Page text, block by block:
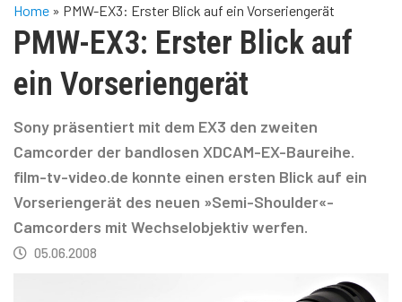
Home » PMW-EX3: Erster Blick auf ein Vorseriengerät
PMW-EX3: Erster Blick auf
ein Vorseriengerät
Sony präsentiert mit dem EX3 den zweiten
Camcorder der bandlosen XDCAM-EX-Baureihe.
film-tv-video.de konnte einen ersten Blick auf ein
Vorseriengerät des neuen »Semi-Shoulder«-
Camcorders mit Wechselobjektiv werfen.
05.06.2008